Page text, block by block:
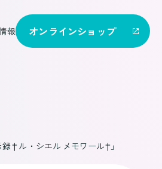
報 オンラインショップ
† ル・シエル メモワール†」